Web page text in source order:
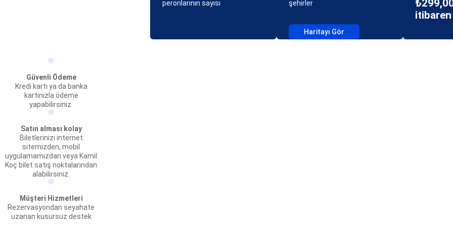
peronlarının sayısı şehirler
Haritayı Gör
itibaren
Güvenli Ödeme
Kredi kartı ya da banka
kartınızla ödeme
yapabilirsiniz.
Satın alması kolay
Biletlerinizi internet
sitemizden, mobil
uygulamamızdan veya Kamil
Koç bilet satış noktalarından
alabilirsiniz.
Müşteri Hizmetleri
Rezervasyondan seyahate
uzanan kusursuz destek